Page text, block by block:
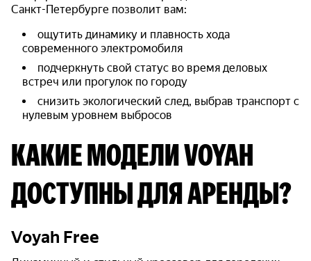
Санкт-Петербурге позволит вам:
ощутить динамику и плавность хода
современного электромобиля
подчеркнуть свой статус во время деловых
встреч или прогулок по городу
снизить экологический след, выбрав транспорт с
нулевым уровнем выбросов
КАКИЕ МОДЕЛИ VOYAH
ДОСТУПНЫ ДЛЯ АРЕНДЫ?
Voyah Free